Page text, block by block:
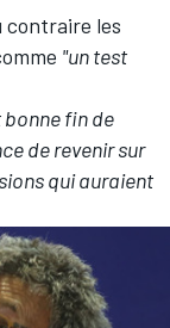
contraire les
"un test
fin de
de revenir sur
qui auraient